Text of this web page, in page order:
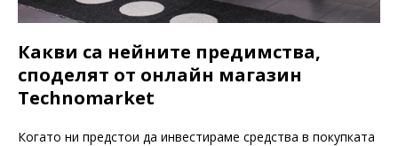
Какви са нейните предимства,
споделят от онлайн магазин
Technomarket
Когато ни предстои да инвестираме средства в покупката